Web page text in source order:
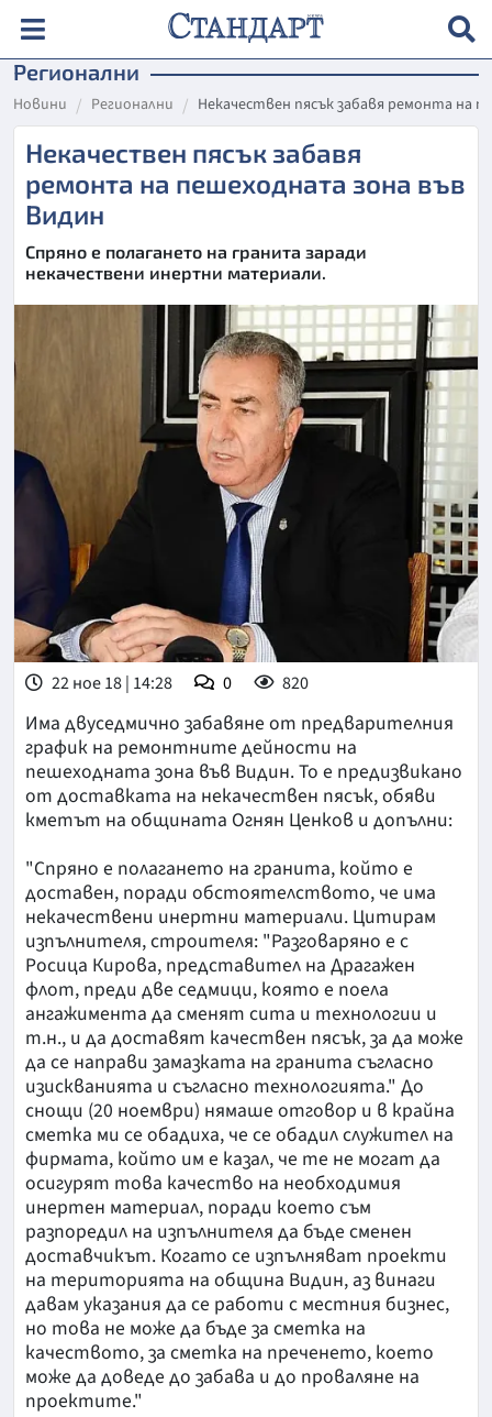
Регионални
Новини Регионални Некачествен пясък забавя ремонта на
Некачествен пясък забавя
ремонта на пешеходната зона във
Видин
Спряно е полагането на гранита заради
некачествени инертни материали.
22 ное 18 | 14:28 0 820
Има двуседмично забавяне от предварителния
график на ремонтните дейности на
пешеходната зона във Видин. То е предизвикано
от доставката на некачествен пясък, обяви
кметът на общината Огнян Ценков и допълни:
"Спряно е полагането на гранита, който е
доставен, поради обстоятелството, че има
некачествени инертни материали. Цитирам
изпълнителя, строителя: "Разговаряно е с
Росица Кирова, представител на Драгажен
флот, преди две седмици, която е поела
ангажимента да сменят сита и технологии и
т.н., и да доставят качествен пясък, за да може
да се направи замазката на гранита съгласно
изискванията и съгласно технологията." До
снощи (20 ноември) нямаше отговор и в крайна
сметка ми се обадиха, че се обадил служител на
фирмата, който им е казал, че те не могат да
осигурят това качество на необходимия
инертен материал, поради което съм
разпоредил на изпълнителя да бъде сменен
доставчикът. Когато се изпълняват проекти
на територията на община Видин, аз винаги
давам указания да се работи с местния бизнес,
но това не може да бъде за сметка на
качеството, за сметка на преченето, което
може да доведе до забава и до проваляне на
проектите."